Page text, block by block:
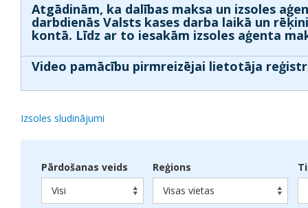
Atgādinām, ka dalības maksa un izsoles
darbdienās Valsts kases darba laikā un
kontā. Līdz ar to iesakām izsoles aģenta
Video pamācību pirmreizējai lietotāja
Izsoles sludinājumi
Pārdošanas veids
Visi
Reģions
Visas vietas